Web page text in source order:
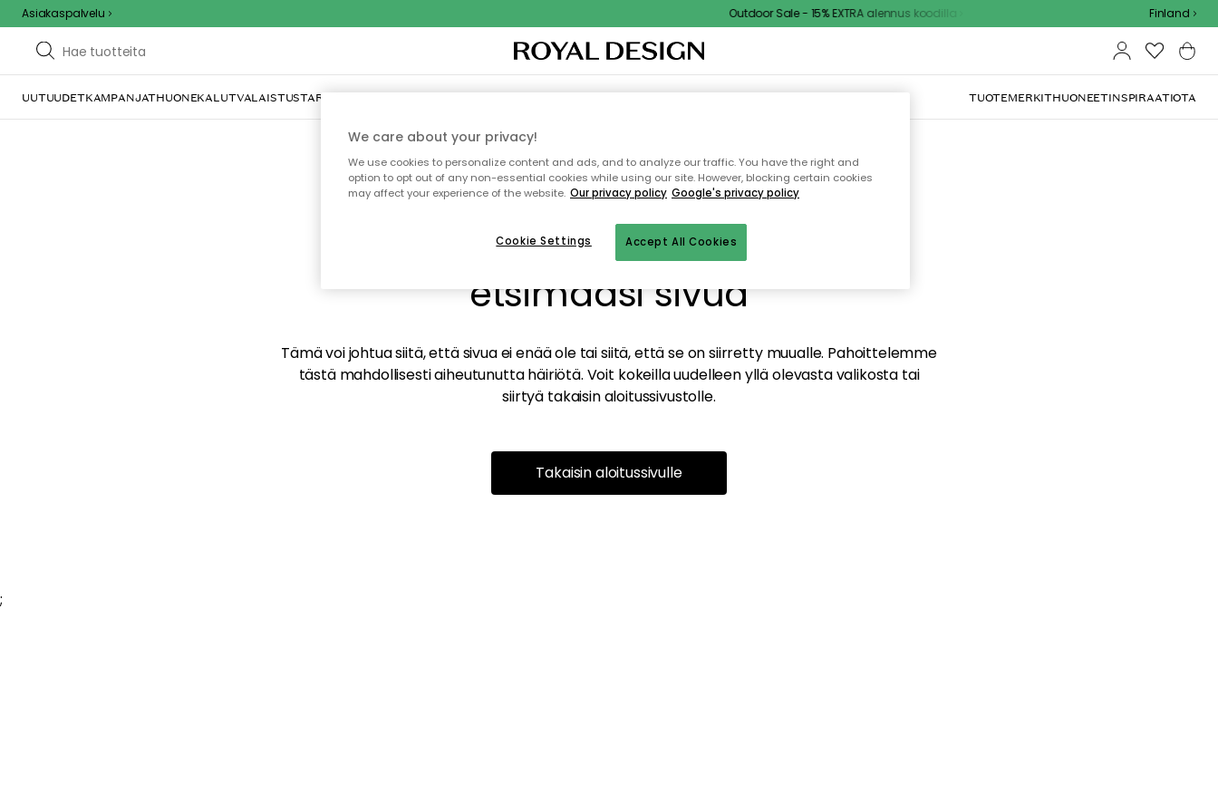
Asiakaspalvelu Outdoor Sale - 15% EXTRA alennus koodilla Finland
UUTUUDETKAMPANJATHUONEKALUTVALAISTUSTARJOILU JA KATTAUSSISUSTUSTEKSTIILIT & MATOTKEITTIÖSÄILYTYSULKOKALUSTEET TUOTEMERKITHUONEETINSPIRAATIOTA
Emme valitettavasti löydä
etsimääsi sivua
Tämä voi johtua siitä, että sivua ei enää ole tai siitä, että se on siirretty muualle. Pahoittelemme
tästä mahdollisesti aiheutunutta häiriötä. Voit kokeilla uudelleen yllä olevasta valikosta tai
siirtyä takaisin aloitussivustolle.
Takaisin aloitussivulle
;
We care about your privacy!
We use cookies to personalize content and ads, and to analyze our traffic. You have the right and
option to opt out of any non-essential cookies while using our site. However, blocking certain cookies
may affect your experience of the website. Our privacy policy Google's privacy policy
Accept All Cookies
Cookie Settings